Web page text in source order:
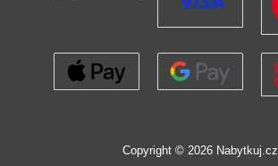
Copyright © 2026 Nabytkuj.cz